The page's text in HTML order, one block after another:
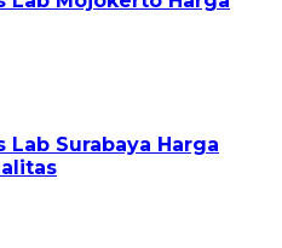
Lab Surabaya Harga